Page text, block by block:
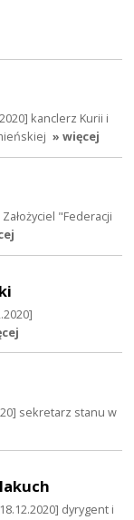
kanclerz Kurii i
» więcej
"Federacji
sekretarz stanu w
dyrygent i